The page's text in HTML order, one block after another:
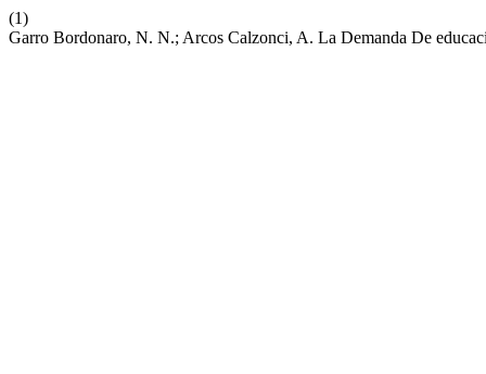
(1)
Garro Bordonaro, N. N.; Arcos Calzonci, A. La Demanda De